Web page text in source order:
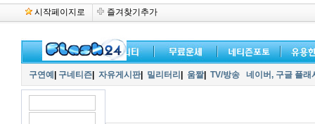
시작페이지로 즐겨찾기추가
구연예 구네티즌 자유게시판| 밀리터리 움짤| TV/방송 네이버, 구글 플